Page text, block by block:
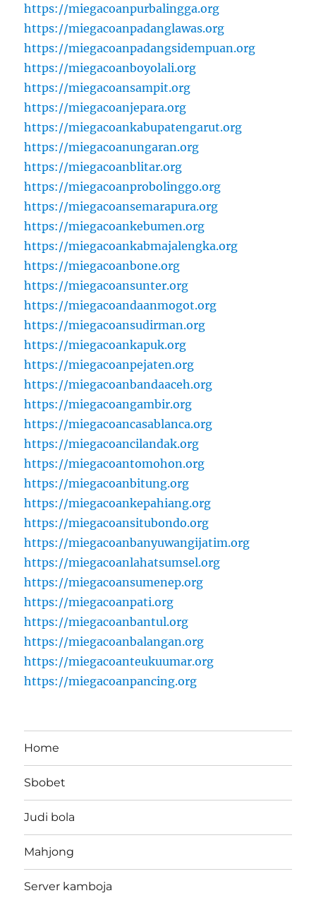
https://miegacoanpurbalingga.org
https://miegacoanpadanglawas.org
https://miegacoanpadangsidempuan.org
https://miegacoanboyolali.org
https://miegacoansampit.org
https://miegacoanjepara.org
https://miegacoankabupatengarut.org
https://miegacoanungaran.org
https://miegacoanblitar.org
https://miegacoanprobolinggo.org
https://miegacoansemarapura.org
https://miegacoankebumen.org
https://miegacoankabmajalengka.org
https://miegacoanbone.org
https://miegacoansunter.org
https://miegacoandaanmogot.org
https://miegacoansudirman.org
https://miegacoankapuk.org
https://miegacoanpejaten.org
https://miegacoanbandaaceh.org
https://miegacoangambir.org
https://miegacoancasablanca.org
https://miegacoancilandak.org
https://miegacoantomohon.org
https://miegacoanbitung.org
https://miegacoankepahiang.org
https://miegacoansitubondo.org
https://miegacoanbanyuwangijatim.org
https://miegacoanlahatsumsel.org
https://miegacoansumenep.org
https://miegacoanpati.org
https://miegacoanbantul.org
https://miegacoanbalangan.org
https://miegacoanteukuumar.org
https://miegacoanpancing.org
Home
Sbobet
Judi bola
Mahjong
Server kamboja